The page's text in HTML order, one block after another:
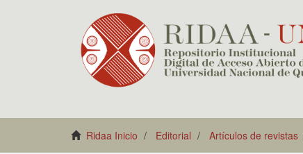
Ridaa Inicio Editorial Artículos de revistas